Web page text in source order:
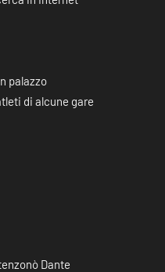
palazzo
di alcune gare
Dante